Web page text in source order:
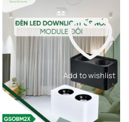
Add to wishlist